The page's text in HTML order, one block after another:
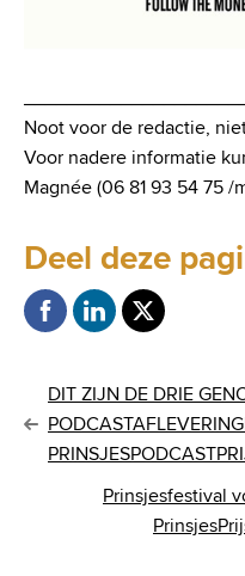
Noot voor de redactie,
Voor nadere informatie
Magnée (06 81 93 54 75
Deel deze
BDIT ZIJN DE DRIE
Prinsjesfestival